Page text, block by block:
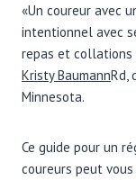
«Un coureur avec
intentionnel avec
repas et collations
Kristy BaumannRd,
Minnesota.
Ce guide pour un
coureurs peut